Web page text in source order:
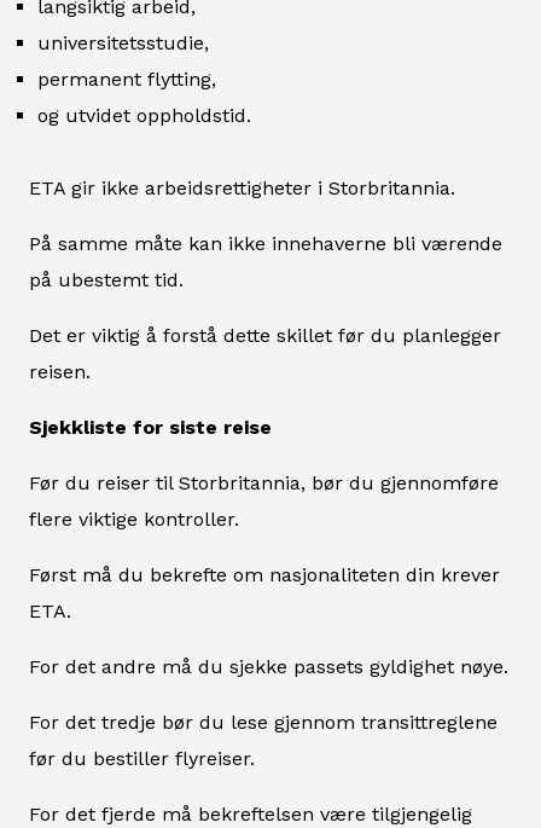
langsiktig arbeid,
universitetsstudie,
permanent flytting,
og utvidet oppholdstid.
ETA gir ikke arbeidsrettigheter i Storbritannia.
På samme måte kan ikke innehaverne bli værende
på ubestemt tid.
Det er viktig å forstå dette skillet før du planlegger
reisen.
Sjekkliste for siste reise
Før du reiser til Storbritannia, bør du gjennomføre
flere viktige kontroller.
Først må du bekrefte om nasjonaliteten din krever
ETA.
For det andre må du sjekke passets gyldighet nøye.
For det tredje bør du lese gjennom transittreglene
før du bestiller flyreiser.
For det fjerde må bekreftelsen være tilgjengelig